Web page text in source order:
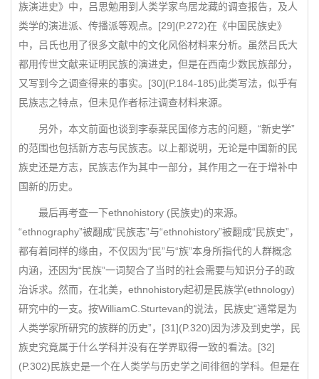
族演进史》中，吕思勉用到人类学家鸟居龙藏的调查报告，及人
类学的演进派、传播派等观点。[29](P.272)在《中国民族史》
中，吕氏也用了很多文献中的文化风俗材料来分析。虽然吕氏大
都用传世文献来证明民族的演进史，但是在西南少数民族部分，
又写到今之调查得来的事实。[30](P.184-185)此类写法，似乎有
民族志之特点，但未见作者标注调查材料来源。
另外，本文前面也谈到李泰棻民国修方志的问题，“新史学”
的范围也包括新方志与民族志。以上都说明，无论是中国新的民
族史还是方志，民族志作为其中一部分，其作用之一在于增补中
国新的历史。
最后再考查一下ethnohistory (民族史)的来源。
“ethnography”被翻成“民族志”与“ethnohistory”被翻成“民族史”，
都有着同样的缘由，不仅因为“民”与“族”本身所指代的人群概念
内涵，还因为“民族”一词契合了当时的社会需要与知识分子的政
治诉求。然而，在北美，ethnohistory起初是民族学(ethnology)
研究中的一支。按WilliamC.Sturtevan的说法，民族史“通常是为
人类学家所研究的族群的历史”，[31](P.320)因为涉及到史学，民
族史究竟属于什么学科并没有在学界取得一致的看法。[32]
(P.302)民族史是一个在人类学与历史学之间徘徊的学科。但是在